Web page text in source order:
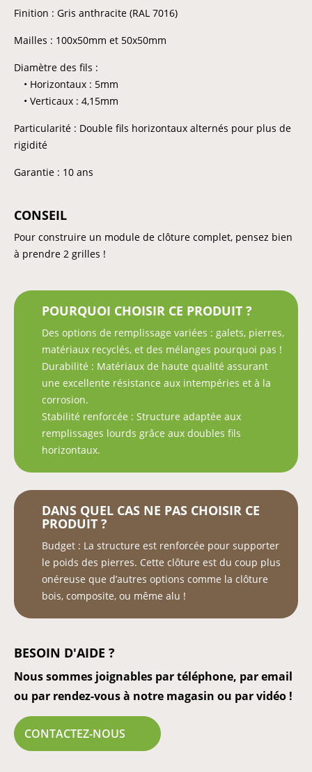
Finition : Gris anthracite (RAL 7016)
Mailles : 100x50mm et 50x50mm
Diamètre des fils :
• Horizontaux : 5mm
• Verticaux : 4,15mm
Particularité : Double fils horizontaux alternés pour plus de
rigidité
Garantie : 10 ans
CONSEIL
Pour construire un module de clôture complet, pensez bien
à prendre 2 grilles !
POURQUOI CHOISIR CE PRODUIT ?
Des options de remplissage variées : galets, pierres,
matériaux recyclés, et des mélanges pourquoi pas !
Durabilité : Matériaux de haute qualité assurant
une excellente résistance aux intempéries et à la
corrosion.
Stabilité renforcée : Structure adaptée aux
remplissages lourds grâce aux doubles fils
horizontaux.
DANS QUEL CAS NE PAS CHOISIR CE
PRODUIT ?
Budget : La structure est renforcée pour supporter
le poids des pierres. Cette clôture est du coup plus
onéreuse que d’autres options comme la clôture
bois, composite, ou même alu !
BESOIN D'AIDE ?
Nous sommes joignables par téléphone, par email
ou par rendez-vous à notre magasin ou par vidéo !
CONTACTEZ-NOUS